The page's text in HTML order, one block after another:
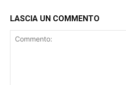
LASCIA UN COMMENTO